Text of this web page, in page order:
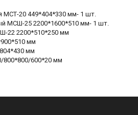
МСТ-20 449*404*330 мм- 1 шт.
МСШ-25 2200*1600*510 мм- 1 шт.
22 2200*510*250 мм
мм
мм
800*800/600*20 мм